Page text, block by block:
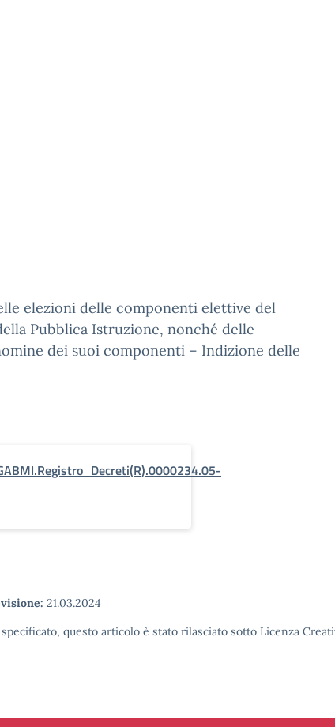
elezioni delle componenti elettive del
Pubblica Istruzione, nonché delle
dei suoi componenti – Indizione delle
21.03.2024
questo articolo è stato rilasciato sotto Licenza